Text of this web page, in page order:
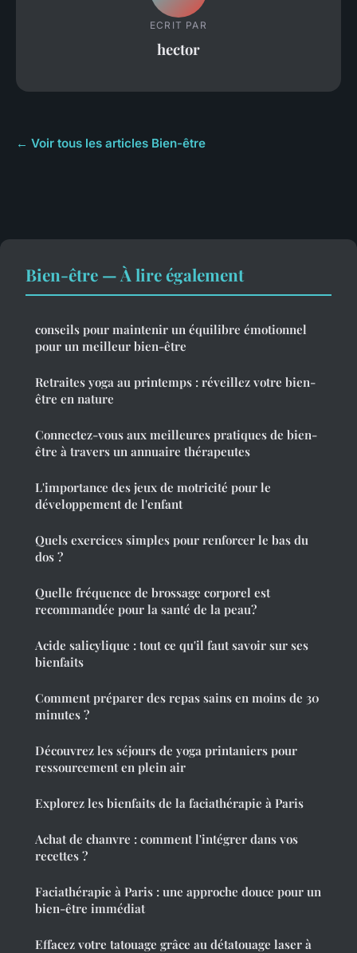
ECRIT PAR
hector
← Voir tous les articles Bien-être
Bien-être — À lire également
conseils pour maintenir un équilibre émotionnel
pour un meilleur bien-être
Retraites yoga au printemps : réveillez votre bien-
être en nature
Connectez-vous aux meilleures pratiques de bien-
être à travers un annuaire thérapeutes
L'importance des jeux de motricité pour le
développement de l'enfant
Quels exercices simples pour renforcer le bas du
dos ?
Quelle fréquence de brossage corporel est
recommandée pour la santé de la peau?
Acide salicylique : tout ce qu'il faut savoir sur ses
bienfaits
Comment préparer des repas sains en moins de 30
minutes ?
Découvrez les séjours de yoga printaniers pour
ressourcement en plein air
Explorez les bienfaits de la faciathérapie à Paris
Achat de chanvre : comment l'intégrer dans vos
recettes ?
Faciathérapie à Paris : une approche douce pour un
bien-être immédiat
Effacez votre tatouage grâce au détatouage laser à